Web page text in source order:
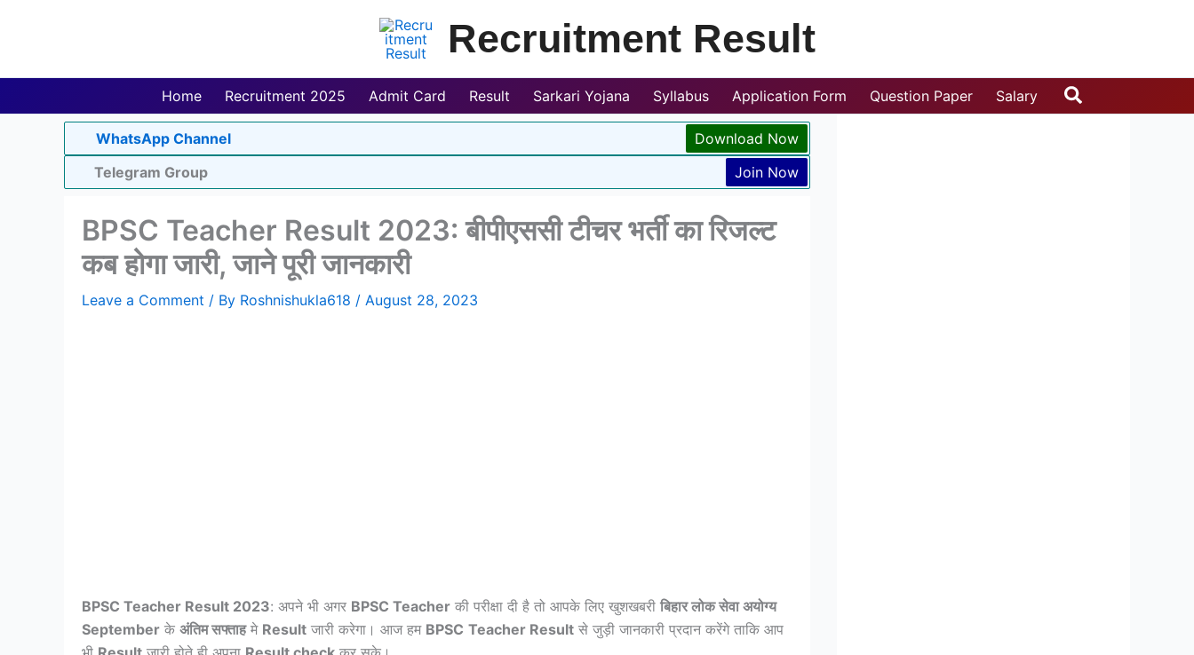
Recruitment Result
Home Recruitment 2025 Admit Card Result Sarkari Yojana Syllabus Application Form Question Paper Salary Search
WhatsApp Channel
Download Now
Telegram Group
Join Now
BPSC Teacher Result 2023: बीपीएससी टीचर भर्ती का रिजल्ट
कब होगा जारी, जाने पूरी जानकारी
Leave a Comment / By Roshnishukla618 / August 28, 2023
BPSC Teacher Result 2023: अपने भी अगर BPSC Teacher की परीक्षा दी है तो आपके लिए खुशखबरी बिहार लोक सेवा अयोग्य
September के अंतिम सफ्ताहमे Result जारी करेगा। आज हम BPSC Teacher Result से जुड़ी जानकारी प्रदान करेंगे ताकि आप